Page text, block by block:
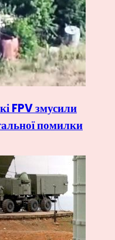
FPV змусили
помилки